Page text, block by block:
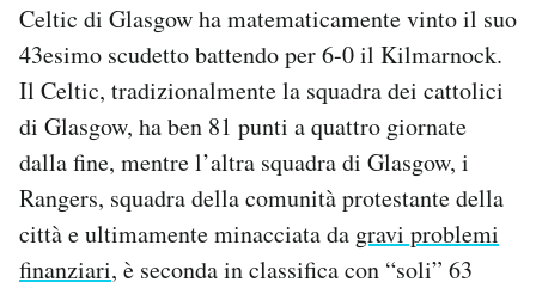
Celtic di Glasgow ha matematicamente vinto il suo
43esimo scudetto battendo per 6-0 il Kilmarnock.
Il Celtic, tradizionalmente la squadra dei cattolici
di Glasgow, ha ben 81 punti a quattro giornate
dalla fine, mentre l’altra squadra di Glasgow, i
Rangers, squadra della comunità protestante della
città e ultimamente minacciata da gravi problemi
finanziari, è seconda in classifica con “soli” 63